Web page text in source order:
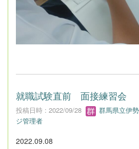
就職試験直前 面接練習会
投稿日時 : 2022/09/28
群馬県立伊
ジ管理者
2022.09.08